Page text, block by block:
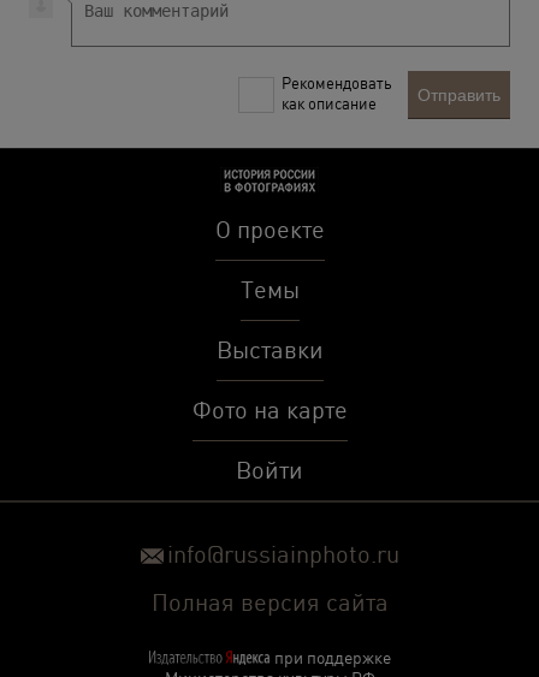
Рекомендовать
как описание
Отправить
О проекте
Темы
Выставки
Фото на карте
Войти
info@russiainphoto.ru
Полная версия сайта
при поддержке